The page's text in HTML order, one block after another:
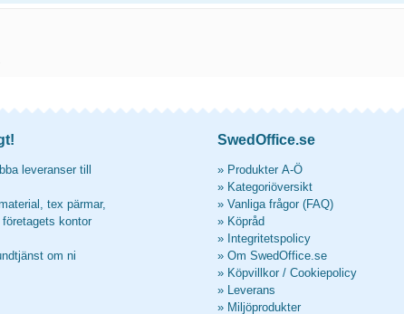
leveranser till
tex pärmar,
kontor
om ni
SwedOffice.se
» Produkter A-Ö
» Kategoriöversikt
» Vanliga frågor (FAQ)
» Köpråd
» Integritetspolicy
» Om SwedOffice.se
» Köpvillkor / Cookiepolicy
» Leverans
» Miljöprodukter